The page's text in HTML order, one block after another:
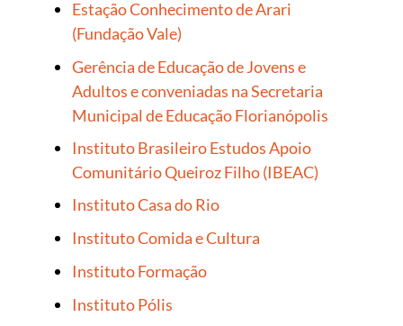
Estação Conhecimento de Arari
(Fundação Vale)
Gerência de Educação de Jovens e
Adultos e conveniadas na Secretaria
Municipal de Educação Florianópolis
Instituto Brasileiro Estudos Apoio
Comunitário Queiroz Filho (IBEAC)
Instituto Casa do Rio
Instituto Comida e Cultura
Instituto Formação
Instituto Pólis